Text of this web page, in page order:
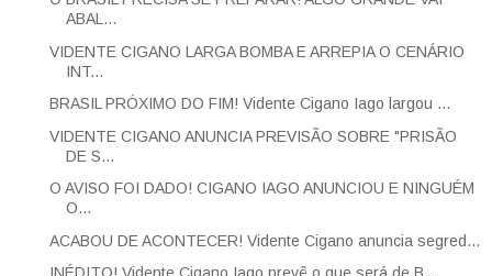
ABAL...
VIDENTE CIGANO LARGA BOMBA E ARREPIA O CENÁRIO
INT...
BRASIL PRÓXIMO DO FIM! Vidente Cigano Iago largou ...
VIDENTE CIGANO ANUNCIA PREVISÃO SOBRE "PRISÃO
DE S...
O AVISO FOI DADO! CIGANO IAGO ANUNCIOU E NINGUÉM
O...
ACABOU DE ACONTECER! Vidente Cigano anuncia segred...